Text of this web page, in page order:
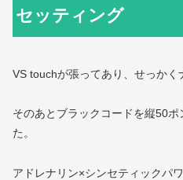
セッティング
VS touchが張ってあり、せっかく
そのあとブラックコードを縦50
た。
アドレナリン×シンセティックパ